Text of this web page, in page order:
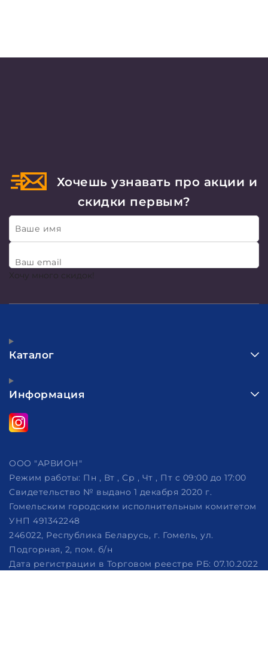
Хочешь узнавать про акции и
скидки первым?
Ваше имя
Ваш email
Хочу много скидок!
Каталог
Информация
ООО "АРВИОН"
Режим работы: Пн , Вт , Ср , Чт , Пт c 09:00 до 17:00
Свидетельство № выдано 1 декабря 2020 г.
Гомельским городским исполнительным комитетом
УНП 491342248
246022, Республика Беларусь, г. Гомель, ул.
Подгорная, 2, пом. б/н
Дата регистрации в Торговом реестре РБ: 07.10.2022